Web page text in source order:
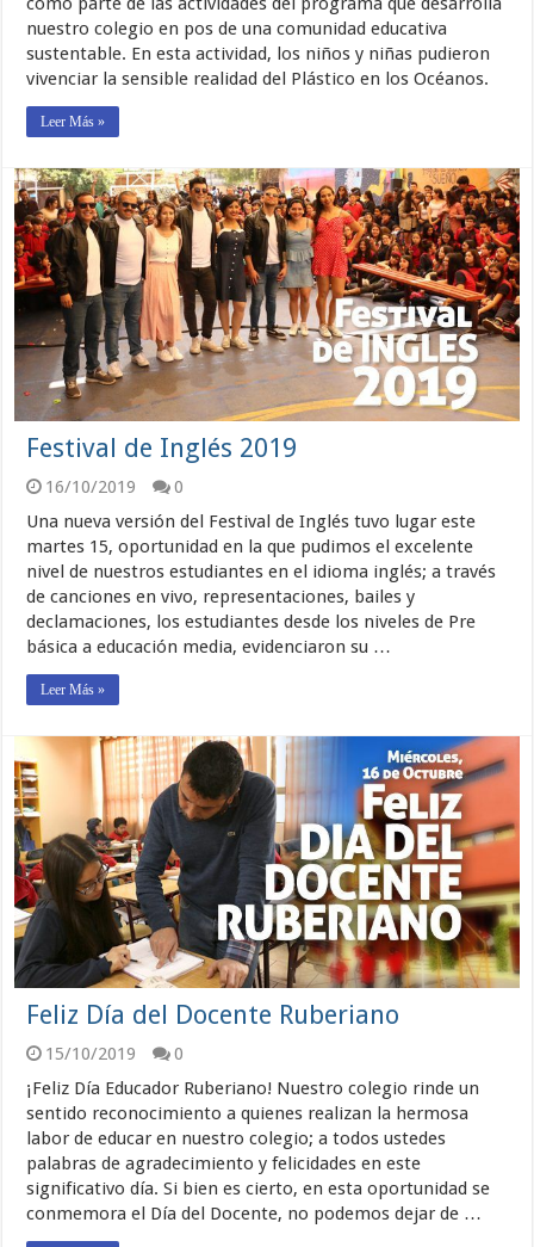
nuestro colegio en pos de una comunidad educativa
sustentable. En esta actividad, los niños y niñas pudieron
vivenciar la sensible realidad del Plástico en los Océanos.
Leer Más »
Festival de Inglés 2019
16/10/2019
0
Una nueva versión del Festival de Inglés tuvo lugar este
martes 15, oportunidad en la que pudimos el excelente
nivel de nuestros estudiantes en el idioma inglés; a través
de canciones en vivo, representaciones, bailes y
declamaciones, los estudiantes desde los niveles de Pre
básica a educación media, evidenciaron su …
Leer Más »
Feliz Día del Docente Ruberiano
15/10/2019
0
¡Feliz Día Educador Ruberiano! Nuestro colegio rinde un
sentido reconocimiento a quienes realizan la hermosa
labor de educar en nuestro colegio; a todos ustedes
palabras de agradecimiento y felicidades en este
significativo día. Si bien es cierto, en esta oportunidad se
conmemora el Día del Docente, no podemos dejar de …